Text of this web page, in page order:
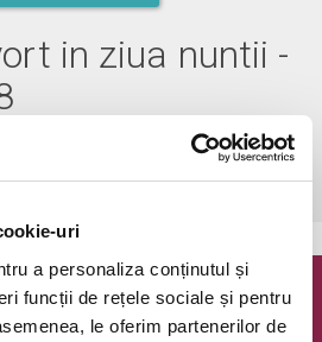
uri
a personaliza conținutul și
funcții de rețele sociale și pentru
le oferim partenerilor de
in ziua nuntii -
pe harta
@ Bilete.ro